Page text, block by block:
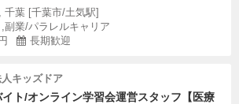
千葉 [千葉市/土気駅]
副業/パラレルキャリア
長期歓迎
人キッズドア
イト/オンライン学習会運営スタッフ【医療